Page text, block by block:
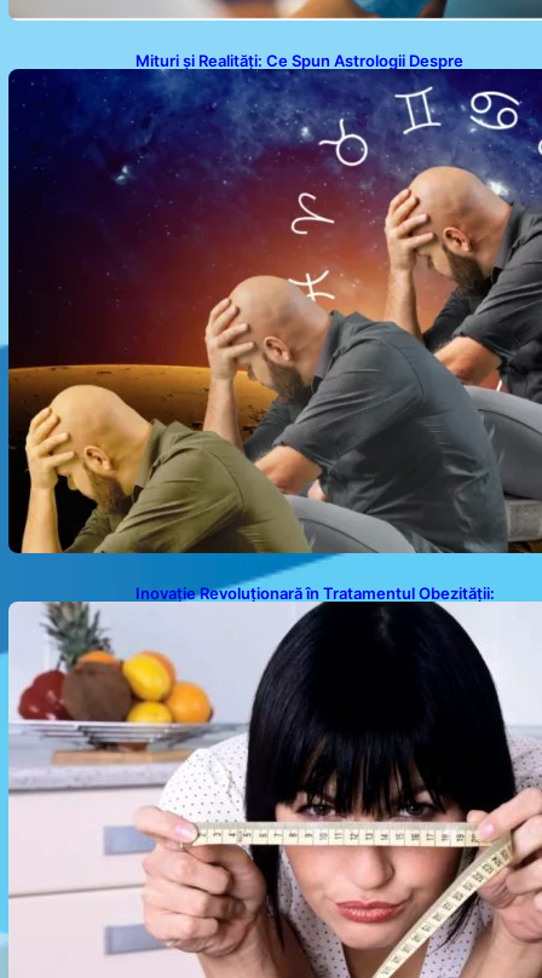
Mituri și Realități: Ce Spun Astrologii Despre
Sufletele Bătrâne și Lunile de Naștere
Inovație Revoluționară în Tratamentul Obezității:
Gastroplastie Endoscopică fără Bisturiu